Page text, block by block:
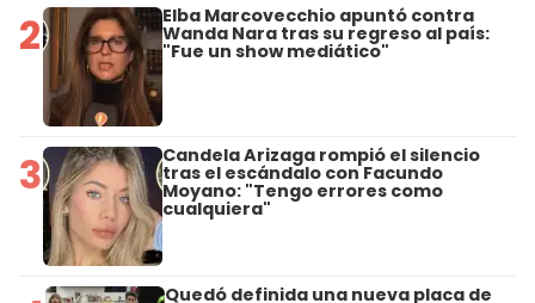
2 Elba Marcovecchio apuntó contra
Wanda Nara tras su regreso al país:
"Fue un show mediático"
3 Candela Arizaga rompió el silencio
tras el escándalo con Facundo
Moyano: "Tengo errores como
cualquiera"
Quedó definida una nueva placa de